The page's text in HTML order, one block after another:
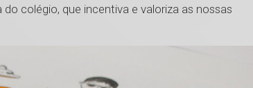
colégio, que incentiva e valoriza as nossas